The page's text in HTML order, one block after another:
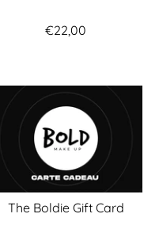
€22,00
The Boldie Gift Card